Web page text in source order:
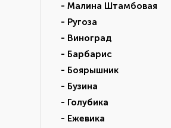
- Малина Штамбовая
- Ругоза
- Виноград
- Барбарис
- Боярышник
- Бузина
- Голубика
- Ежевика